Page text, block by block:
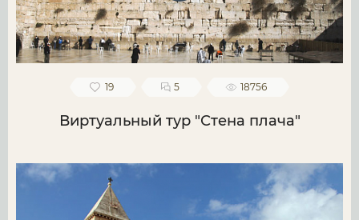
19 5 18756
Виртуальный тур "Стена плача"